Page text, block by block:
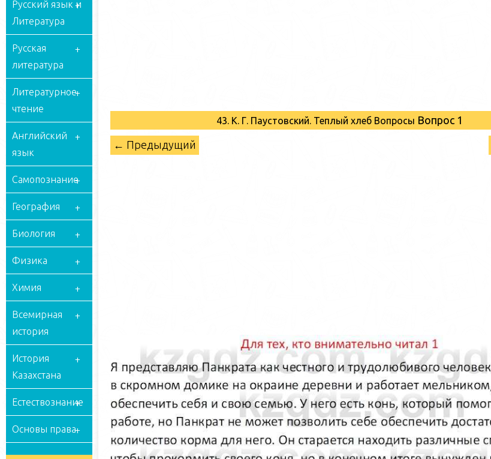
Русский язык и
Литература
Русская
литература
Литературное
чтение
Английский
язык
Самопознание
География
Биология
Физика
Химия
Всемирная
история
История
Казахстана
Естествознание
Основы права
43. К. Г. Паустовский. Теплый хлеб Вопросы Вопрос 1
← Предыдущий